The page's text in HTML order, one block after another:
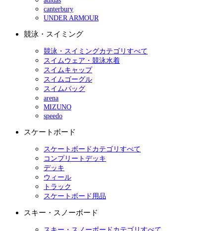
canterbury
UNDER ARMOUR
競泳・スイミング
競泳・スイミングカテゴリすべて
スイムウェア・競泳水着
スイムキャップ
スイムゴーグル
スイムバッグ
arena
MIZUNO
speedo
スケートボード
スケートボードカテゴリすべて
コンプリートデッキ
デッキ
ウィール
トラック
スケートボード用品
スキー・スノーボード